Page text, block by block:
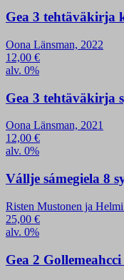
Gea 3 tehtäväkirja
Oona Länsman, 2022
12,00 €
alv. 0%
Gea 3 tehtäväkirja
Oona Länsman, 2021
12,00 €
alv. 0%
Vállje sámegiela 8
Risten Mustonen ja
25,00 €
alv. 0%
Gea 2